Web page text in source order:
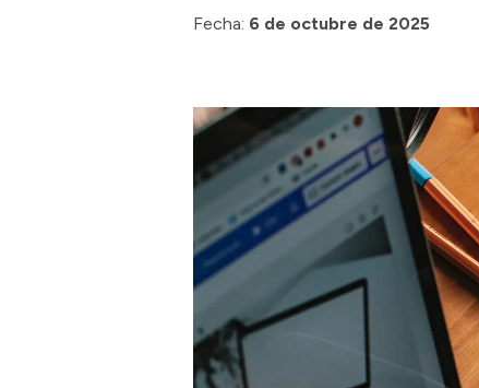
Fecha: 6 de octubre de 2025